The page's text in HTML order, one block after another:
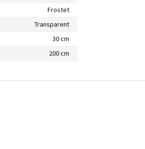
Frostet
Transparent
30 cm
200 cm